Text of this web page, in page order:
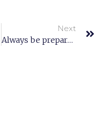
Next
Always be prepared and know what the purpose is.